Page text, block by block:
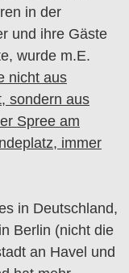
in der
und ihre Gäste
wurde m.E.
nicht aus
sondern aus
Spree am
immer
in Deutschland,
Berlin (nicht die
an Havel und